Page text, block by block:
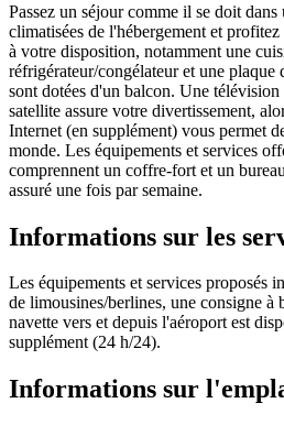
Passez un séjour comme il se doit dans
climatisées de l'hébergement et
à votre disposition, notamment une
réfrigérateur/congélateur et une plaque
sont dotées d'un balcon. Une
satellite assure votre divertissement,
Internet (en supplément) vous permet
monde. Les équipements et services
comprennent un coffre-fort et un
assuré une fois par semaine.
Informations sur les
Les équipements et services proposés
de limousines/berlines, une consigne à
navette vers et depuis l'aéroport est
supplément (24 h/24).
Informations sur